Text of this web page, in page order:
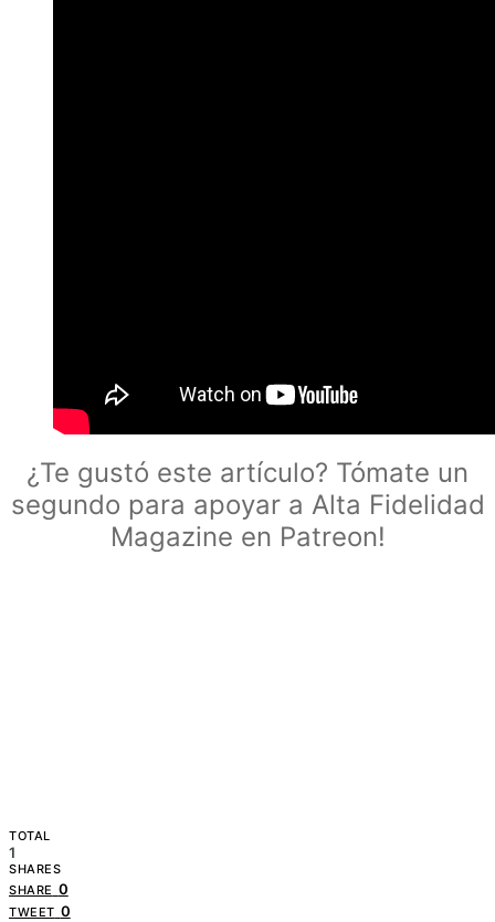
¿Te gustó este artículo? Tómate un
segundo para apoyar a Alta Fidelidad
Magazine en Patreon!
TOTAL
1
SHARES
SHARE 0
TWEET 0